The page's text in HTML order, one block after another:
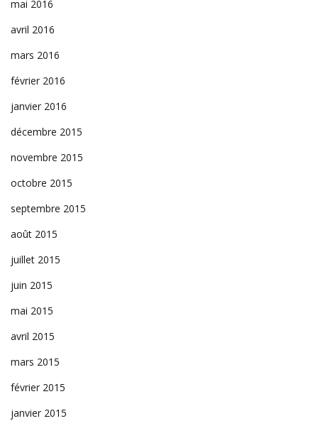
mai 2016
avril 2016
mars 2016
février 2016
janvier 2016
décembre 2015
novembre 2015
octobre 2015
septembre 2015
août 2015
juillet 2015
juin 2015
mai 2015
avril 2015
mars 2015
février 2015
janvier 2015